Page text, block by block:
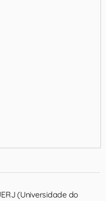
(Universidade do